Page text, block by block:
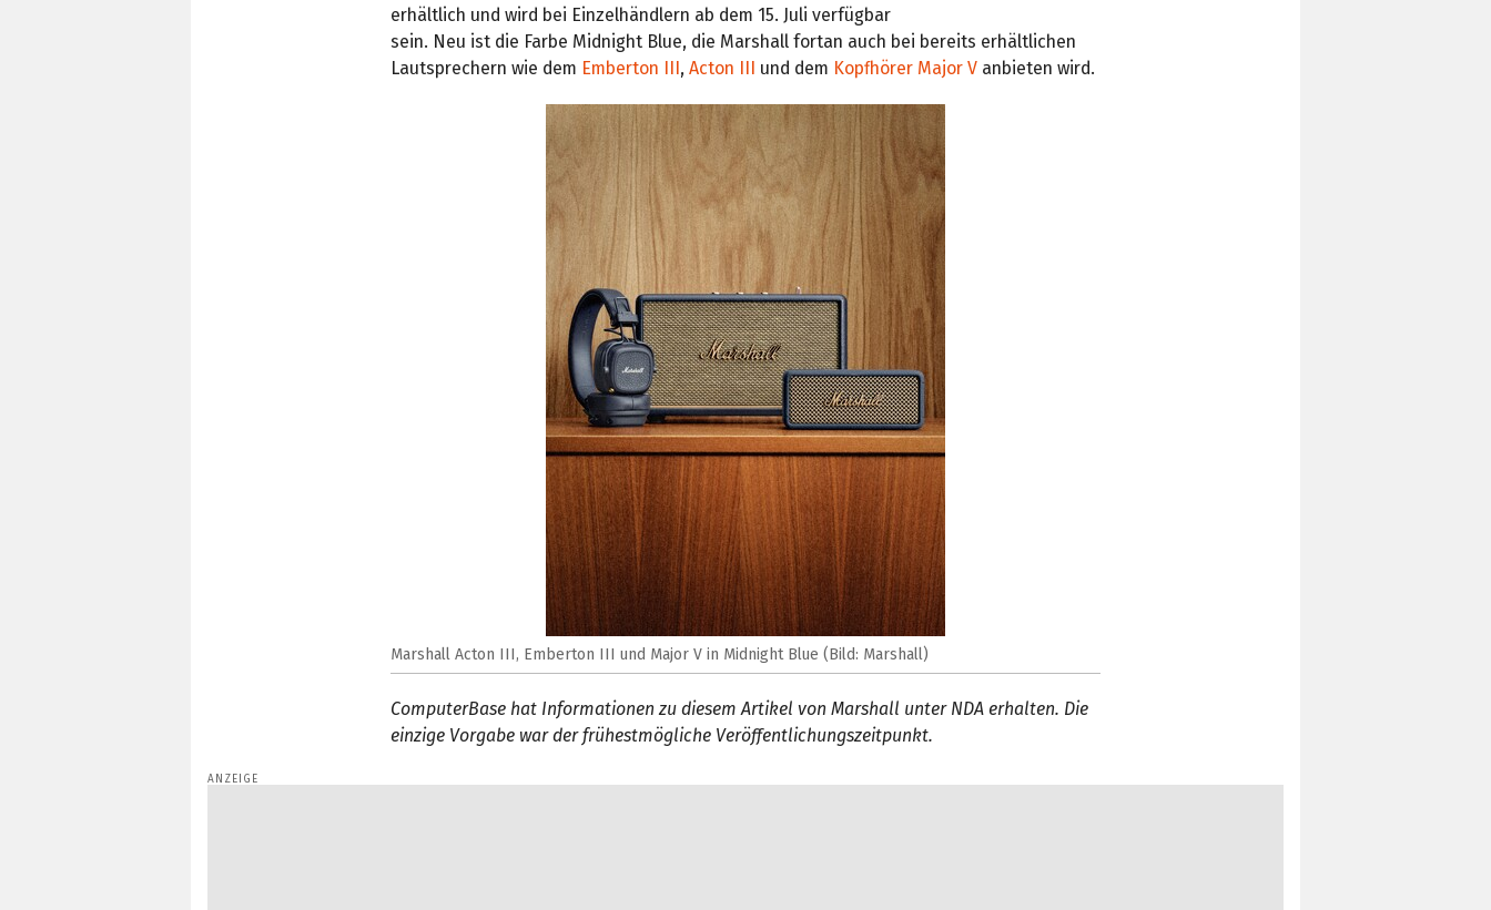
erhältlich und wird bei Einzelhändlern ab dem 15. Juli verfügbar
sein. Neu ist die Farbe Midnight Blue, die Marshall fortan auch bei bereits erhältlichen
Lautsprechern wie dem Emberton III, Acton III und dem Kopfhörer Major V anbieten wird.
Marshall Acton III, Emberton III und Major V in Midnight Blue (Bild: Marshall)
ComputerBase hat Informationen zu diesem Artikel von Marshall unter NDA erhalten. Die
einzige Vorgabe war der frühestmögliche Veröffentlichungszeitpunkt.